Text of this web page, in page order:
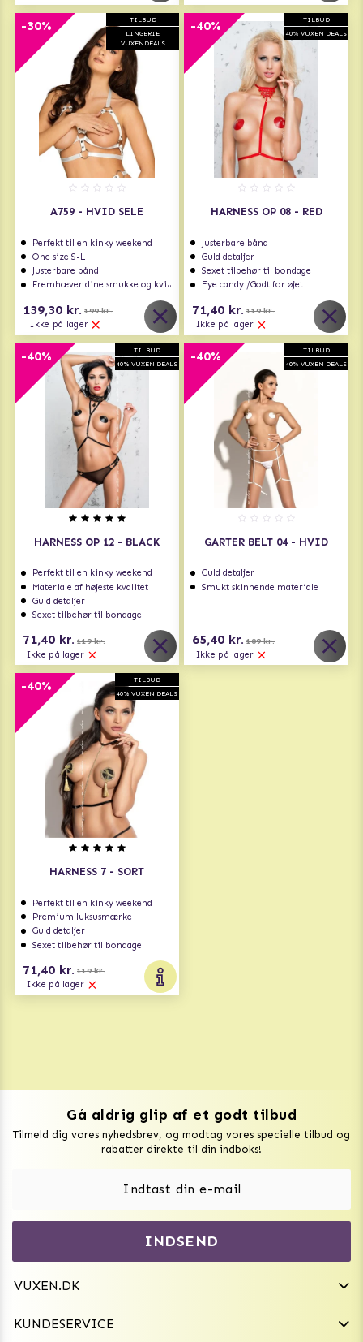
TILBUD
LINGERIE
VUXENDEALS
-30%
A759 - HVID SELE
Perfekt til en kinky weekend
One size S-L
Justerbare bånd
Fremhæver dine smukke og kvindelige former
139,30 kr. 199 kr.
Ikke på lager
TILBUD
40% VUXEN DEALS
-40%
HARNESS OP 08 - RED
Justerbare bånd
Guld detaljer
Sexet tilbehør til bondage
Eye candy /Godt for øjet
71,40 kr. 119 kr.
Ikke på lager
TILBUD
40% VUXEN DEALS
-40%
HARNESS OP 12 - BLACK
Perfekt til en kinky weekend
Materiale af højeste kvalitet
Guld detaljer
Sexet tilbehør til bondage
71,40 kr. 119 kr.
Ikke på lager
TILBUD
40% VUXEN DEALS
-40%
GARTER BELT 04 - HVID
Guld detaljer
Smukt skinnende materiale
65,40 kr. 109 kr.
Ikke på lager
TILBUD
40% VUXEN DEALS
-40%
HARNESS 7 - SORT
Perfekt til en kinky weekend
Premium luksusmærke
Guld detaljer
Sexet tilbehør til bondage
71,40 kr. 119 kr.
Ikke på lager
Gå aldrig glip af et godt tilbud
Tilmeld dig vores nyhedsbrev, og modtag vores specielle tilbud og
rabatter direkte til din indboks!
INDSEND
VUXEN.DK
VAT: SE556744520901
kundeservice@vuxen.dk
KUNDESERVICE
Fortryd aftale
Vuxen Magazine